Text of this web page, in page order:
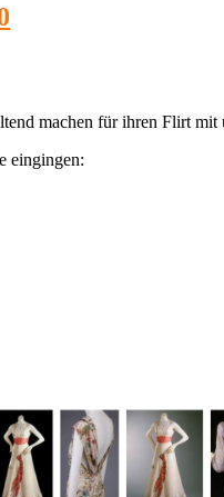
machen für ihren Flirt
eingingen: